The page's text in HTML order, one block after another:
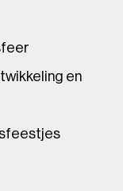
en